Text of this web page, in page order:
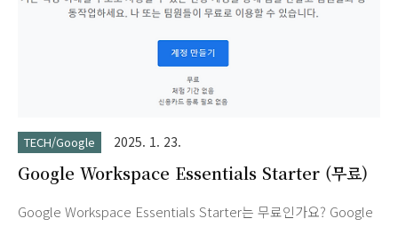
TECH/Google 2025. 1. 23.
Google Workspace Essentials Starter (무료)
Google Workspace Essentials Starter는 무료인가요? Google